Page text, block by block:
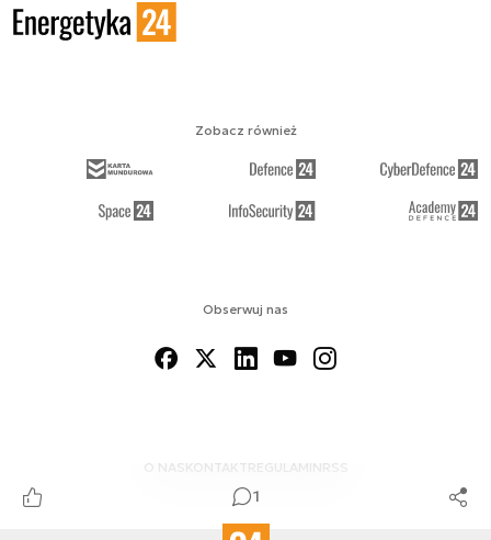
1
Obserwuj nas
O NAS KONTAKTREGULAMINRSS
Zobacz również